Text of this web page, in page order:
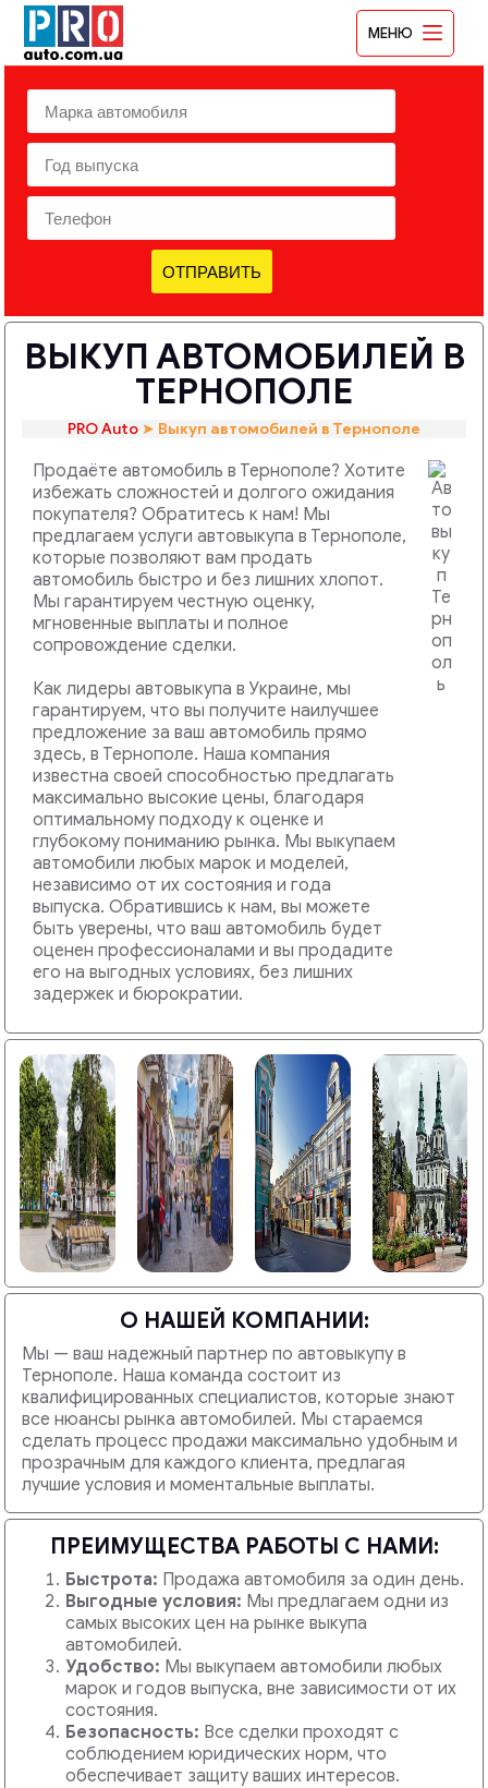
МЕНЮ
ОТПРАВИТЬ
ВЫКУП АВТОМОБИЛЕЙ В
ТЕРНОПОЛЕ
PRO Auto ➤ Выкуп автомобилей в Тернополе
Продаёте автомобиль в Тернополе? Хотите
избежать сложностей и долгого ожидания
покупателя? Обратитесь к нам! Мы
предлагаем услуги автовыкупа в Тернополе,
которые позволяют вам продать
автомобиль быстро и без лишних хлопот.
Мы гарантируем честную оценку,
мгновенные выплаты и полное
сопровождение сделки.
Как лидеры автовыкупа в Украине, мы
гарантируем, что вы получите наилучшее
предложение за ваш автомобиль прямо
здесь, в Тернополе. Наша компания
известна своей способностью предлагать
максимально высокие цены, благодаря
оптимальному подходу к оценке и
глубокому пониманию рынка. Мы выкупаем
автомобили любых марок и моделей,
независимо от их состояния и года
выпуска. Обратившись к нам, вы можете
быть уверены, что ваш автомобиль будет
оценен профессионалами и вы продадите
его на выгодных условиях, без лишних
задержек и бюрократии.
О НАШЕЙ КОМПАНИИ:
Мы — ваш надежный партнер по автовыкупу в
Тернополе. Наша команда состоит из
квалифицированных специалистов, которые знают
все нюансы рынка автомобилей. Мы стараемся
сделать процесс продажи максимально удобным и
прозрачным для каждого клиента, предлагая
лучшие условия и моментальные выплаты.
ПРЕИМУЩЕСТВА РАБОТЫ С НАМИ:
Быстрота: Продажа автомобиля за один день.
Выгодные условия: Мы предлагаем одни из
самых высоких цен на рынке выкупа
автомобилей.
Удобство: Мы выкупаем автомобили любых
марок и годов выпуска, вне зависимости от их
состояния.
Безопасность: Все сделки проходят с
соблюдением юридических норм, что
обеспечивает защиту ваших интересов.